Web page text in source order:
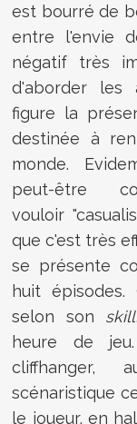
est bourré de
entre l'envie
négatif très
d'aborder les
figure la
destinée à
monde.
peut-être
vouloir
que c'est très
se présente
huit épisodes.
selon son skill
heure de
cliffhanger,
scénaristique
le joueur, en